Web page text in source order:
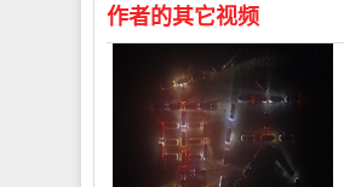
作者的其它视频